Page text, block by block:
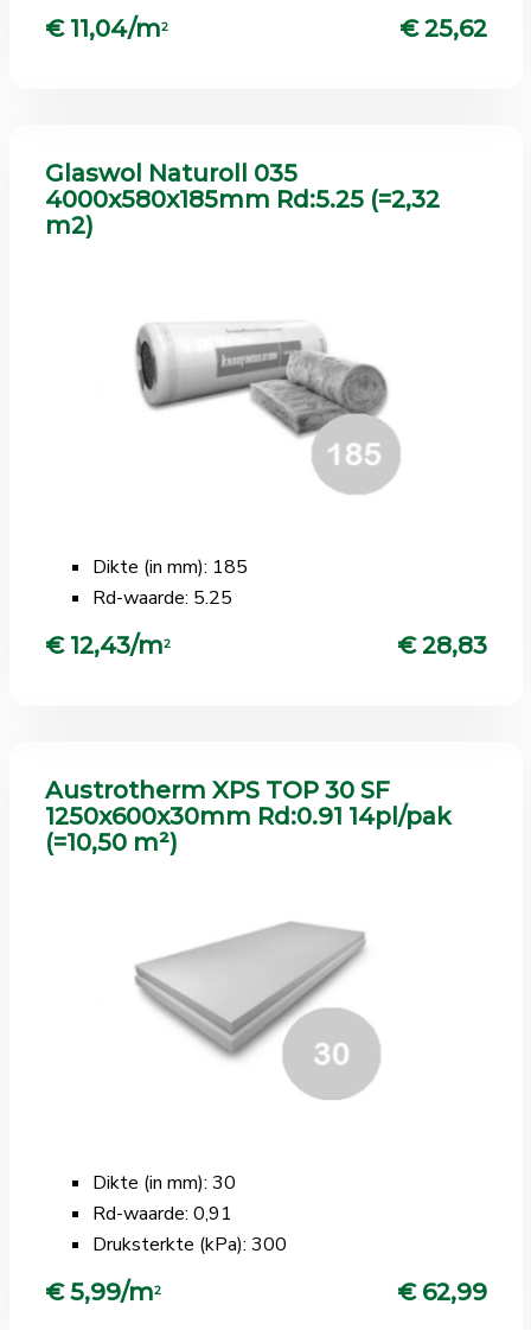
€ 11,04/m2 € 25,62
Glaswol Naturoll 035
4000x580x185mm Rd:5.25 (=2,32
m2)
Dikte (in mm): 185
Rd-waarde: 5.25
€ 12,43/m2 € 28,83
Austrotherm XPS TOP 30 SF
1250x600x30mm Rd:0.91 14pl/pak
(=10,50 m²)
Dikte (in mm): 30
Rd-waarde: 0,91
Druksterkte (kPa): 300
€ 5,99/m2 € 62,99